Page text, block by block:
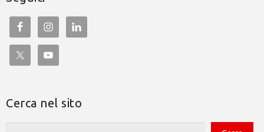
Cerca nel sito